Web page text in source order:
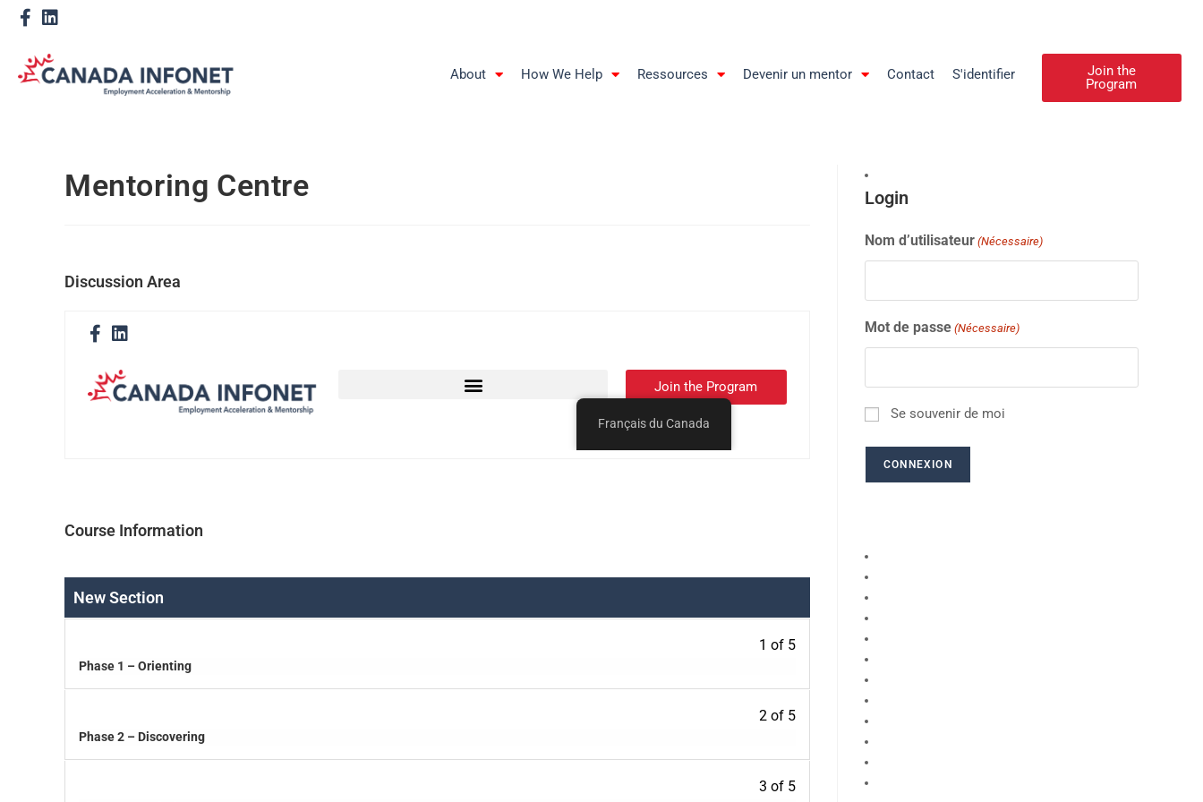
About How We Help Ressources Devenir un mentor Contact S'identifier
Join the
Program
Mentoring Centre
Discussion Area
Course Information
New Section
1 of 5
Phase 1 – Orienting
2 of 5
Phase 2 – Discovering
3 of 5
Login
Nom d’utilisateur (Nécessaire)
Mot de passe (Nécessaire)
Se souvenir de moi